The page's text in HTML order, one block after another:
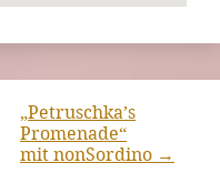
„Petruschka’s
Promenade“
mit nonSordino →